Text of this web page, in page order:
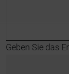
Geben Sie das